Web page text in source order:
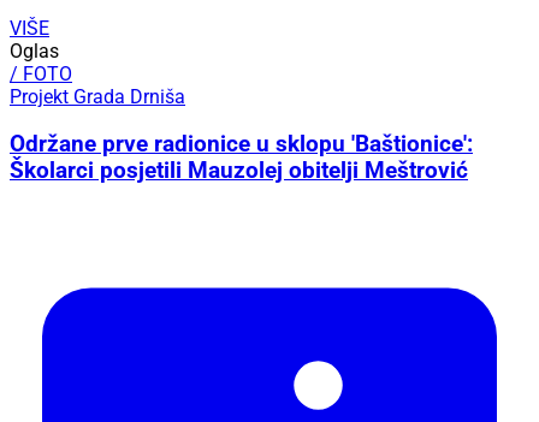
VIŠE
Oglas
/ FOTO
Projekt Grada Drniša
Održane prve radionice u sklopu 'Baštionice':
Školarci posjetili Mauzolej obitelji Meštrović